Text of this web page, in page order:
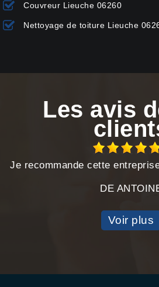
Couvreur Lieuche 06260
Nettoyage de toiture Lieuche
Les avis
Je recommande cette
DE
Voir plus